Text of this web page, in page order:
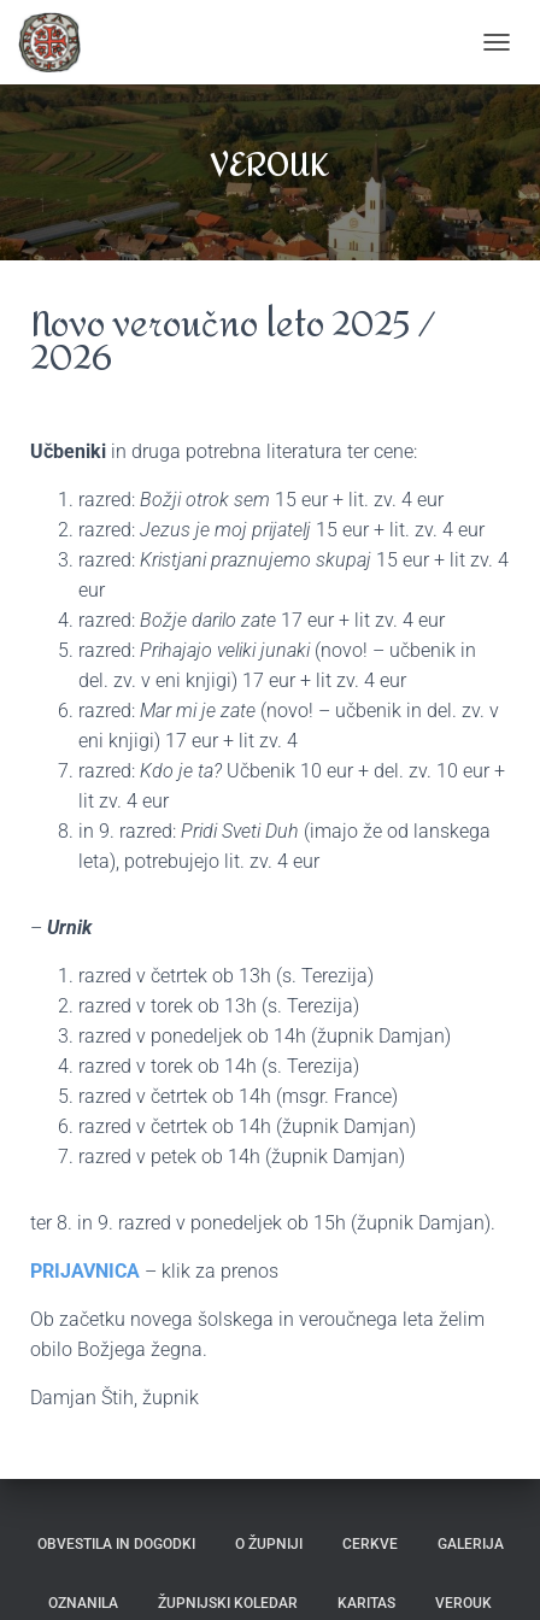
O
L
N
A
V
VEROUK
Novo veroučno leto 2025 /
2026
Učbeniki in druga potrebna literatura ter cene:
razred: Božji otrok sem 15 eur + lit. zv. 4 eur
razred: Jezus je moj prijatelj 15 eur + lit. zv. 4 eur
razred: Kristjani praznujemo skupaj 15 eur + lit zv. 4
eur
razred: Božje darilo zate 17 eur + lit zv. 4 eur
razred: Prihajajo veliki junaki(novo! – učbenik in
del. zv. v eni knjigi) 17 eur + lit zv. 4 eur
razred: Mar mi je zate (novo! – učbenik in del. zv. v
eni knjigi) 17 eur + lit zv. 4
razred: Kdo je ta? Učbenik 10 eur + del. zv. 10 eur +
lit zv. 4 eur
in 9. razred: Pridi Sveti Duh (imajo že od lanskega
leta), potrebujejo lit. zv. 4 eur
– Urnik
razred v četrtek ob 13h (s. Terezija)
razred v torek ob 13h (s. Terezija)
razred v ponedeljek ob 14h (župnik Damjan)
razred v torek ob 14h (s. Terezija)
razred v četrtek ob 14h (msgr. France)
razred v četrtek ob 14h (župnik Damjan)
razred v petek ob 14h (župnik Damjan)
ter 8. in 9. razred v ponedeljek ob 15h (župnik Damjan).
PRIJAVNICA – klik za prenos
Ob začetku novega šolskega in veroučnega leta želim
obilo Božjega žegna.
Damjan Štih, župnik
OBVESTILA IN DOGODKI O ŽUPNIJI CERKVE GALERIJA
OZNANILA ŽUPNIJSKI KOLEDAR KARITAS VEROUK